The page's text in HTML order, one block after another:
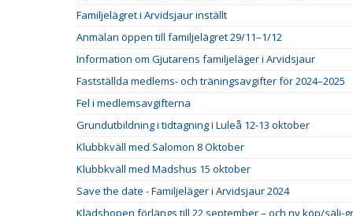
Familjelägret i Arvidsjaur inställt
Anmälan öppen till familjelägret 29/11–1/12
Information om Gjutarens familjeläger i Arvidsjaur
Fastställda medlems- och träningsavgifter för 2024–2025
Fel i medlemsavgifterna
Grundutbildning i tidtagning i Luleå 12-13 oktober
Klubbkväll med Salomon 8 Oktober
Klubbkväll med Madshus 15 oktober
Save the date - Familjeläger i Arvidsjaur 2024
Klädshopen förlängs till 22 september – och ny köp/sälj-